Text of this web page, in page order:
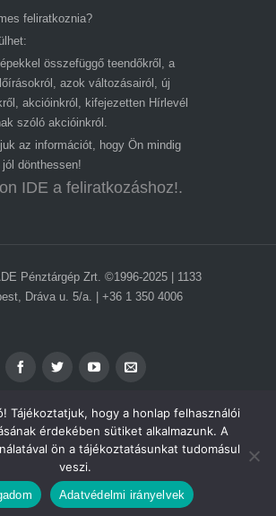
feliratkoznia?
összefüggő teendőkről, a
azok változásairól, új
akcióinkról, kifejezetten Hírlevél
szóló akcióinkról.
az információt, hogy Ön mindig
dönthessen!
IDE a feliratkozáshoz!.
Pénztárgép Zrt. ©1996-2025 | 1133
Dráva u. 5/a. | +36 1 350 4006
ADATVÉDELEM
IMPRESSZUM
ÁSZF
Tájékoztatjuk, hogy a honlap felhasználói
érdekében sütiket alkalmazunk. A
ön a tájékoztatásunkat tudomásul
veszi.
Adatvédelmi irányelvek